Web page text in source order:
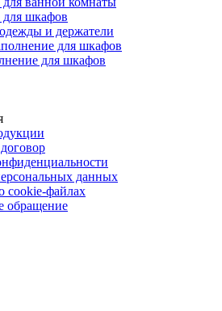
шкафов
и держатели
для шкафов
для шкафов
данных
cookie-файлах
обращение